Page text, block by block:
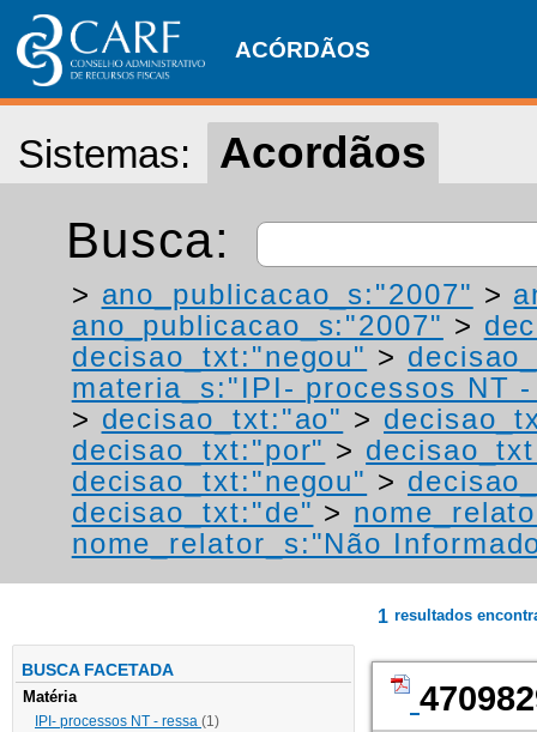
ACÓRDÃOS
Sistemas: Acordãos
Busca:
> ano_publicacao_s:"2007" >
ano_publicacao_s:"2007" >
decisao_txt:"negou" >
materia_s:"IPI- processos NT
> decisao_txt:"ao" >
decisao_txt:"por" >
decisao_txt:"negou" >
decisao_txt:"de" >
nome_relator_s:"Não
BUSCA FACETADA
Matéria
IPI- processos NT - ressa (1)
1 resultados